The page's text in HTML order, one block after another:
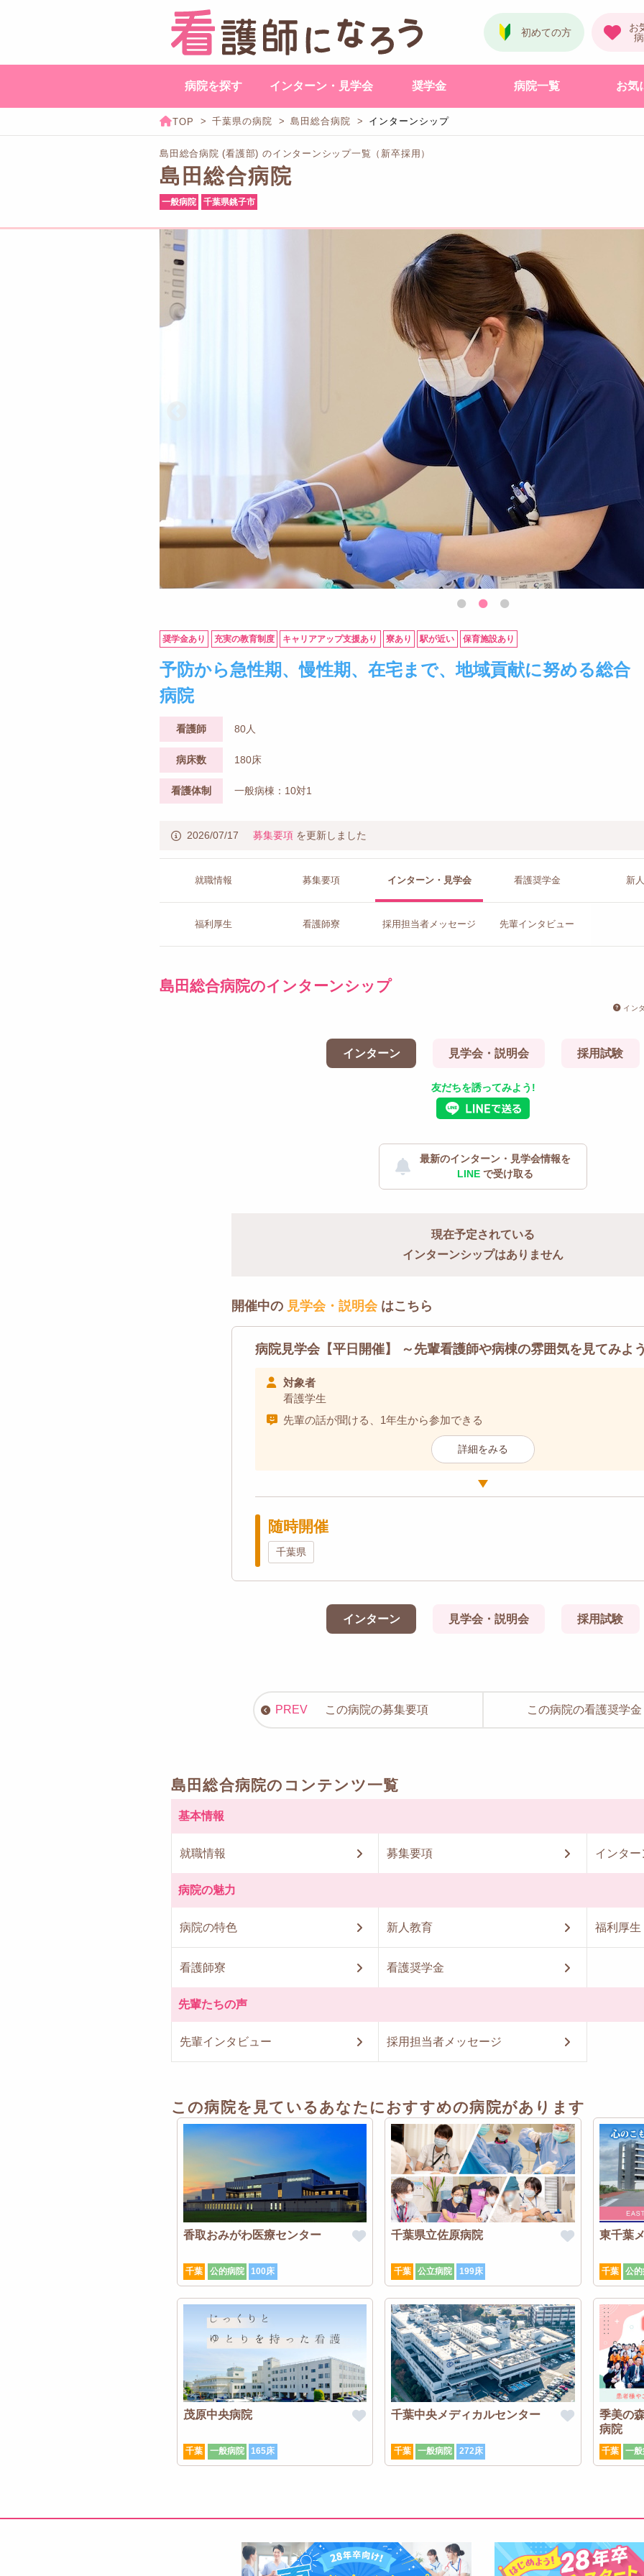
病院を探す インターン・見学会 奨学金 病院一覧 お気
千葉県の病院 島田総合病院 インターンシップ
島田総合病院 (看護部) のインターンシップ一覧（新卒採用）
島田総合病院
一般病院 千葉県銚子市
奨学金あり 充実の教育制度 キャリアアップ支援あり 寮あり 駅が近い 保育施設あり
予防から急性期、慢性期、在宅まで、地域貢献に努める総合
病院
看護師 80人
病床数 180床
看護体制 一般病棟：10対1
2026/07/17 募集要項 を更新しました
就職情報 募集要項 インターン・見学会 看護奨学金 新
福利厚生 看護師寮 採用担当者メッセージ 先輩イン タビュー
島田総合病院のインターンシップ
イン
インターン 見学会・説明会 採用試験
友だちを誘ってみよう!
最新のインターン・見学会情報を
LINE で受け取る
現在予定されている
インターンシップはありません
開催中の 見学会・説明会はこちら
病院見学会【平日開催】 ～先輩看護師や病棟の雰囲気を見てみよ
対象者
看護学生
先輩の話が聞ける、1年生から参加できる
詳細をみる
随時開催
千葉県
インターン 見学会・説明会 採用試験
この病院の募集要項 この病院の看護奨学金
島田総合病院のコンテンツ一覧
基本情報
就職情報 募集要項 インタ
病院の魅力
病院の特色 新人教育 福利厚生
看護師寮 看護奨学金
先輩たちの声
先輩インタビュー 採用担当者メッセージ
この病院を見ているあなたにおすすめの病院があります
香取おみがわ医療センター
千葉 公的病院 100床
千葉県立佐原病院
千葉 公立病院 199床
東千葉
千葉 公
茂原中央病院
千葉 一般病院 165床
千葉中央メディカルセンター
千葉 一般病院 272床
季美の
病院
千葉 一